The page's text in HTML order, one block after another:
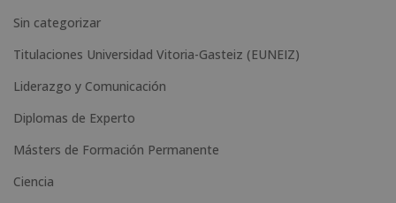
Sin categorizar
Titulaciones Universidad Vitoria-Gasteiz (EUNEIZ)
Liderazgo y Comunicación
Diplomas de Experto
Másters de Formación Permanente
Ciencia